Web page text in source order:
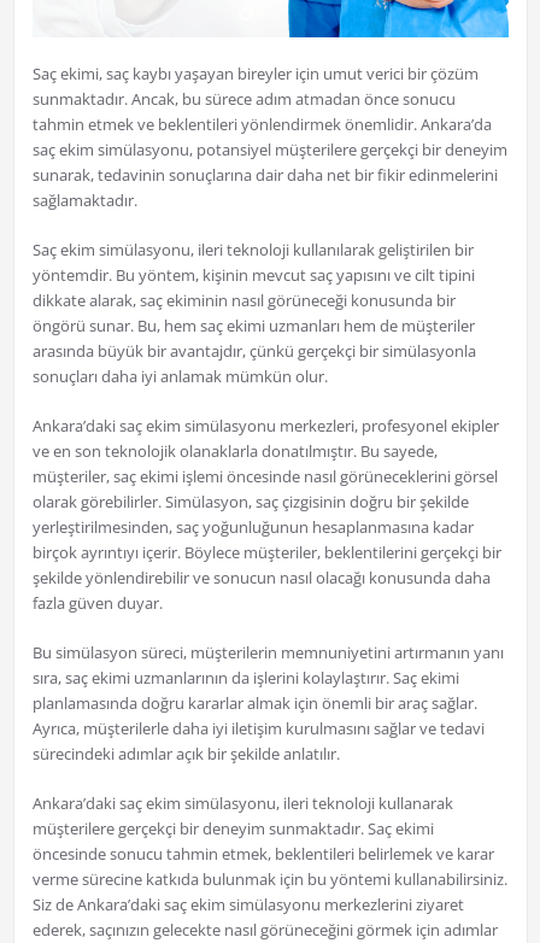
Saç ekimi, saç kaybı yaşayan bireyler için umut verici bir çözüm
sunmaktadır. Ancak, bu sürece adım atmadan önce sonucu
tahmin etmek ve beklentileri yönlendirmek önemlidir. Ankara’da
saç ekim simülasyonu, potansiyel müşterilere gerçekçi bir deneyim
sunarak, tedavinin sonuçlarına dair daha net bir fikir edinmelerini
sağlamaktadır.
Saç ekim simülasyonu, ileri teknoloji kullanılarak geliştirilen bir
yöntemdir. Bu yöntem, kişinin mevcut saç yapısını ve cilt tipini
dikkate alarak, saç ekiminin nasıl görüneceği konusunda bir
öngörü sunar. Bu, hem saç ekimi uzmanları hem de müşteriler
arasında büyük bir avantajdır, çünkü gerçekçi bir simülasyonla
sonuçları daha iyi anlamak mümkün olur.
Ankara’daki saç ekim simülasyonu merkezleri, profesyonel ekipler
ve en son teknolojik olanaklarla donatılmıştır. Bu sayede,
müşteriler, saç ekimi işlemi öncesinde nasıl görüneceklerini görsel
olarak görebilirler. Simülasyon, saç çizgisinin doğru bir şekilde
yerleştirilmesinden, saç yoğunluğunun hesaplanmasına kadar
birçok ayrıntıyı içerir. Böylece müşteriler, beklentilerini gerçekçi bir
şekilde yönlendirebilir ve sonucun nasıl olacağı konusunda daha
fazla güven duyar.
Bu simülasyon süreci, müşterilerin memnuniyetini artırmanın yanı
sıra, saç ekimi uzmanlarının da işlerini kolaylaştırır. Saç ekimi
planlamasında doğru kararlar almak için önemli bir araç sağlar.
Ayrıca, müşterilerle daha iyi iletişim kurulmasını sağlar ve tedavi
sürecindeki adımlar açık bir şekilde anlatılır.
Ankara’daki saç ekim simülasyonu, ileri teknoloji kullanarak
müşterilere gerçekçi bir deneyim sunmaktadır. Saç ekimi
öncesinde sonucu tahmin etmek, beklentileri belirlemek ve karar
verme sürecine katkıda bulunmak için bu yöntemi kullanabilirsiniz.
Siz de Ankara’daki saç ekim simülasyonu merkezlerini ziyaret
ederek, saçınızın gelecekte nasıl görüneceğini görmek için adımlar